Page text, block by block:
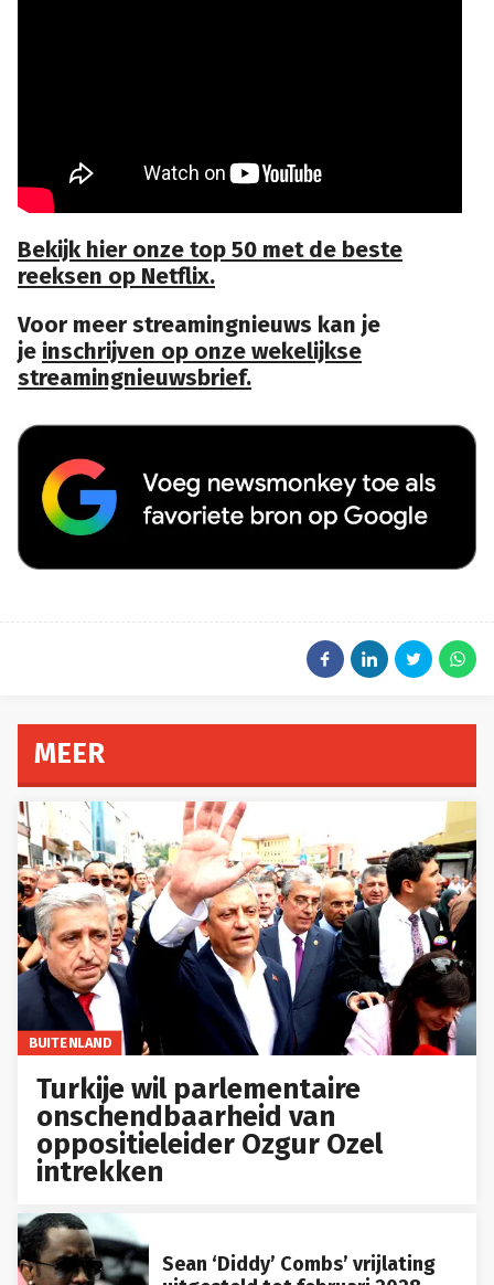
Bekijk hier onze top 50 met de beste
reeksen op Netflix.
Voor meer streamingnieuws kan je
je inschrijven op onze wekelijkse
streamingnieuwsbrief.
MEER
BUITENLAND
Turkije wil parlementaire
onschendbaarheid van
oppositieleider Ozgur Ozel
intrekken
Sean ‘Diddy’ Combs’ vrijlating